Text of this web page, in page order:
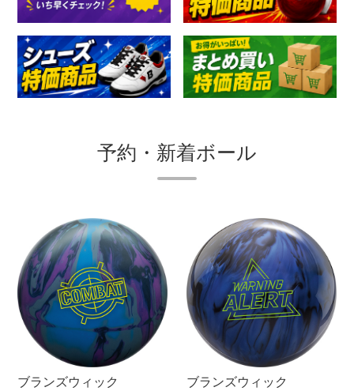
予約・新着ボール
ブランズウィック
ブランズウィック